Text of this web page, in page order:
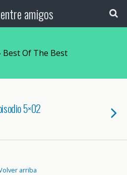
amigos
Best Of The Best
5×02
arriba